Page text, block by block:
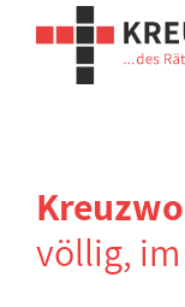
völlig,